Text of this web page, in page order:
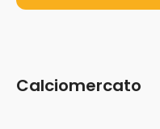
Calciomercato